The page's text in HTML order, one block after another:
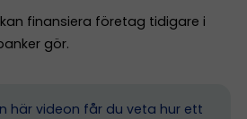
finansiera företag tidigare i
gör.
här videon får du veta hur ett